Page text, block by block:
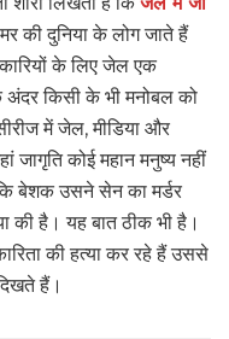
की दुनिया के लोग जाते हैं
के लिए जेल एक
किसी के भी मनोबल को
में जेल, मीडिया और
जागृति कोई महान मनुष्य नहीं
बेशक उसने सेन का मर्डर
की है। यह बात ठीक भी है।
की हत्या कर रहे हैं उससे
हैं।